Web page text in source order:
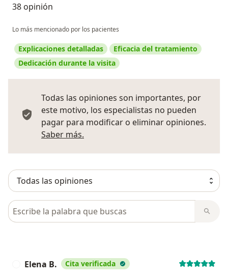
38 opinión
Lo más mencionado por los pacientes
Explicaciones detalladas
Eficacia del tratamiento
Dedicación durante la visita
Todas las opiniones son importantes, por
este motivo, los especialistas no pueden
pagar para modificar o eliminar opiniones.
Saber más.
Busca en opiniones
Elena B. Cita verificada